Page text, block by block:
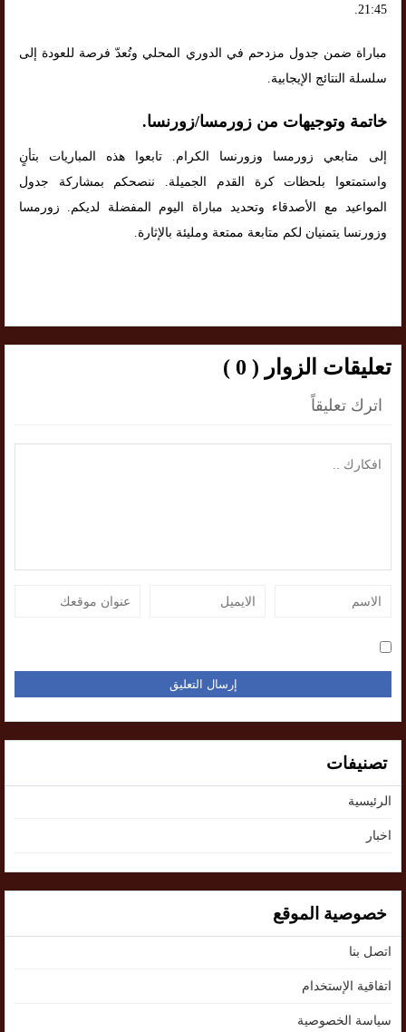
21:45.
مباراة ضمن جدول مزدحم في الدوري المحلي وتُعدّ فرصة للعودة إلى
سلسلة النتائج الإيجابية.
خاتمة وتوجيهات من زورمسا/زورنسا.
إلى متابعي زورمسا وزورنسا الكرام. تابعوا هذه المباريات بتأنٍ
واستمتعوا بلحظات كرة القدم الجميلة. ننصحكم بمشاركة جدول
المواعيد مع الأصدقاء وتحديد مباراة اليوم المفضلة لديكم. زورمسا
وزورنسا يتمنيان لكم متابعة ممتعة ومليئة بالإثارة.
تعليقات الزوار ( 0 )
اترك تعليقاً
تصنيفات
الرئيسية
اخبار
خصوصية الموقع
اتصل بنا
اتفاقية الإستخدام
سياسة الخصوصية